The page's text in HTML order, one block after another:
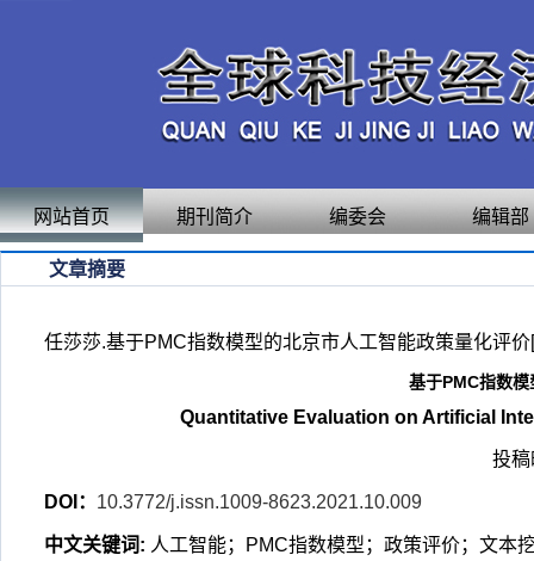
网站首页 期刊简介 编委会 编辑部
文章摘要
任莎莎.基于PMC指数模型的北京市人工智能政策量化评
基于PMC指数
Quantitative Evaluation on Artificial
投
DOI： 10.3772/j.issn.1009-8623.2021.10.009
中文关键词: 人工智能；PMC指数模型；政策评价；文本